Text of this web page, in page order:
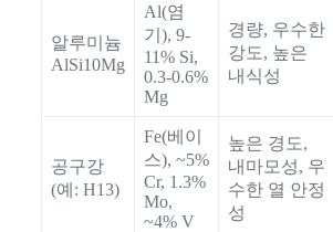
알루미늄
AlSi10Mg
Al(염
기), 9-
11% Si,
0.3-0.6%
Mg
경량, 우수한
강도, 높은
내식성
공구강
(예: H13)
Fe(베이
스), ~5%
Cr, 1.3%
Mo,
~4% V
높은 경도,
내마모성, 우
수한 열 안정
성